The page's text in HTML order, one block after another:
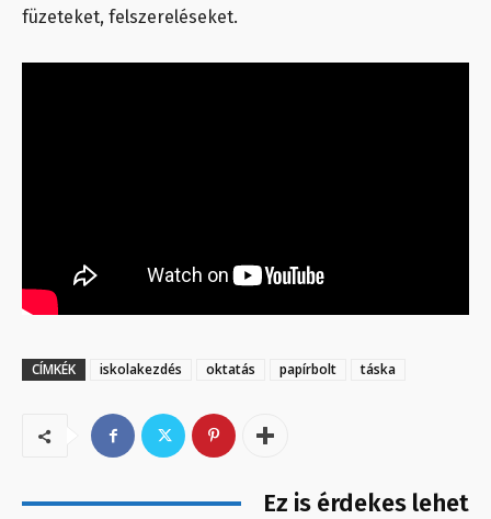
füzeteket, felszereléseket.
CÍMKÉK iskolakezdés oktatás papírbolt táska
Ez is érdekes lehet